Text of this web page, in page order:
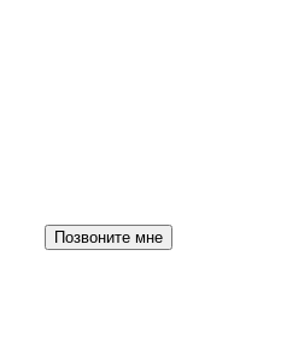
Позвоните мне